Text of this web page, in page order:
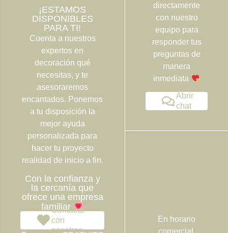
¡ESTAMOS
DISPONIBLES
PARA TI!
Cuenta a nuestros
expertos en
decoración qué
necesitas, y te
asesoraremos
encantados. Ponemos
a tu disposición la
mejor ayuda
personalizada para
hacer tu proyecto
realidad de inicio a fin.
Con la confianza y
la cercanía que
ofrece una empresa
familiar
Contacta
con
nosotros
directamente
con nuestro
equipo para
responder tus
preguntas de
manera
inmediata
Abrir
chat
En horario
comercial,